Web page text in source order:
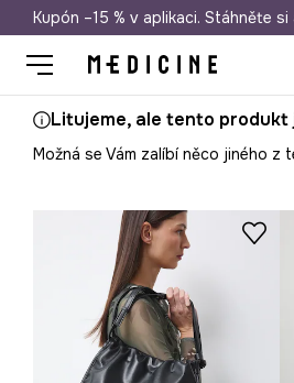
Doprava zdarma při
Kupón –15 % v aplikaci. Stáhněte si
Litujeme, ale tento produkt
Možná se Vám zalíbí něco jiného z